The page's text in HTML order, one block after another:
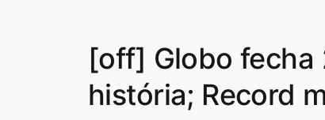
[off] Globo fecha
história; Record